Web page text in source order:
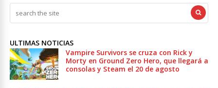
ULTIMAS NOTICIAS
Vampire Survivors se cruza con Rick y
Morty en Ground Zero Hero, que llegará a
consolas y Steam el 20 de agosto